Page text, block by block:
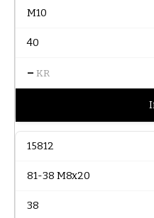
M10
40
– KR
15812
81-38 M8x20
38